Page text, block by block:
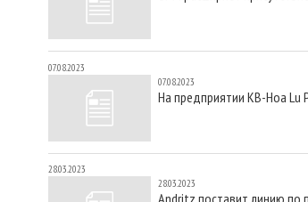
07.08.2023
07.08.2023
На предприятии KB-Hoa Lu
28.03.2023
28.03.2023